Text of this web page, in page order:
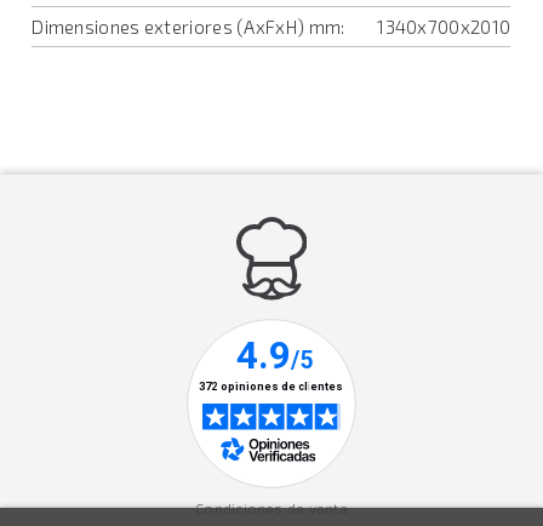
Dimensiones exteriores (AxFxH) mm:
1340x700x2010
Condiciones de venta